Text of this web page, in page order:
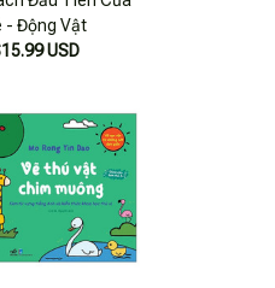
- Động Vật
USD